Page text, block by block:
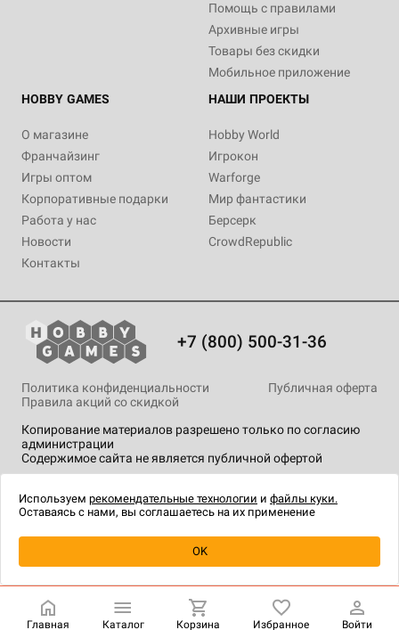
Уведомить о наличии
Помощь с правилами
Архивные игры
Товары без скидки
Мобильное приложение
HOBBY GAMES
О магазине
Франчайзинг
Игры оптом
Корпоративные подарки
Работа у нас
Новости
Контакты
НАШИ ПРОЕКТЫ
Hobby World
Игрокон
Warforge
Мир фантастики
Берсерк
CrowdRepublic
+7 (800) 500-31-36
Копирование материалов разрешено только по согласию
администрации
Содержимое сайта не является публичной офертой
Политика конфиденциальности
Публичная оферта
Правила акций со скидкой
технологии.
Главная Каталог Корзина Избранное Войти
Используем рекомендательные технологии и файлы куки.
Оставаясь с нами, вы соглашаетесь на их применение
OK